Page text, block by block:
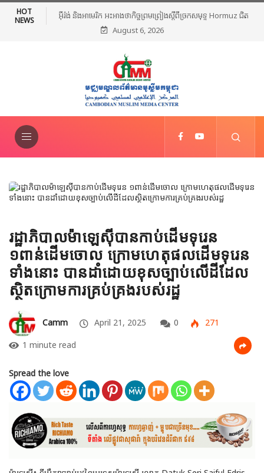
HOT
NEWS
អ៊ីរ៉ង់ និងអាមេរិក អះអាងថាកិច្ចព្រមព្រៀងស្តីពីច្រកសមុទ្ទ Hormuz ជិត
សម្រេចបានហើយ
August 6, 2026
រដ្ឋាភិបាលម៉ាឡេស៊ីបានកាប់ដើមទុរេន
១ពាន់ដើមចោល ក្រោមហេតុផលដើមទុរេន
ទាំងនោះ បានដាំដោយខុសច្បាប់លើដីដែល
ស្ថិតក្រោមការគ្រប់គ្រងរបស់រដ្ឋ
Camm April 21, 2025 0
271
1 minute read
Spread the love